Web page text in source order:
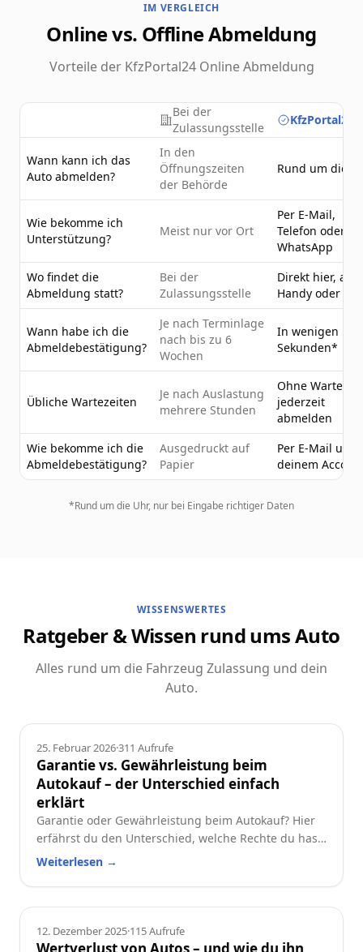
IM VERGLEICH
Online vs. Offline Abmeldung
Vorteile der KfzPortal24 Online Abmeldung
Bei der
Zulassungsstelle
Wann kann ich das
Auto abmelden?
In den
Öffnungszeiten
der Behörde
Rund um die
Wie bekomme ich
Unterstützung?
Meist nur vor Ort
Per E-Mail,
Telefon oder
WhatsApp
Wo findet die
Abmeldung statt?
Bei der
Zulassungsstelle
Direkt hier, am
Handy oder PC
Wann habe ich die
Abmeldebestätigung?
Je nach Terminlage
nach bis zu 6
Wochen
In wenigen
Sekunden*
Übliche Wartezeiten
Je nach Auslastung
mehrere Stunden
Ohne Wartezeit
jederzeit
abmelden
Wie bekomme ich die
Abmeldebestätigung?
Ausgedruckt auf
Papier
Per E-Mail und
deinem
*Rund um die Uhr, nur bei Eingabe richtiger Daten
WISSENSWERTES
Ratgeber & Wissen rund ums Auto
Alles rund um die Fahrzeug Zulassung und dein
Auto.
Ratgeber
25. Februar 2026·311 Aufrufe
Garantie vs. Gewährleistung beim
Autokauf – der Unterschied einfach
erklärt
Garantie oder Gewährleistung beim Autokauf? Hier
erfährst du den Unterschied, welche Rechte du hast
und worauf du beim Neu- oder Gebrauchtwagen
Weiterlesen →
Ratgeber
12. Dezember 2025·115Aufrufe